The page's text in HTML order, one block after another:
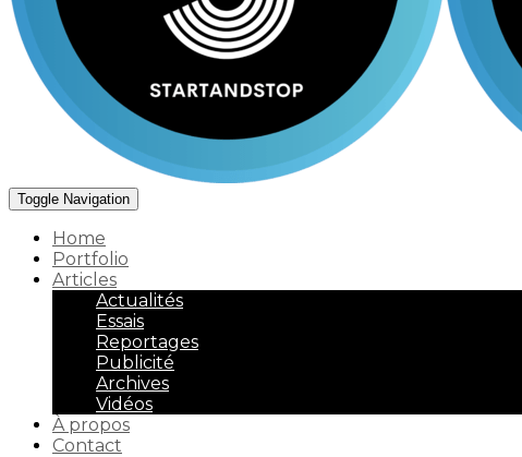
Toggle Navigation
Home
Portfolio
Articles
Actualités
Essais
Reportages
Publicité
Archives
Vidéos
À propos
Contact